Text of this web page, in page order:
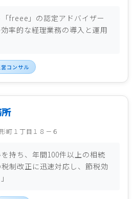
freee」の認定アドバイザー
率的な経理業務の導入と運用
コンサル
町１丁目１８－６
を持ち、年間100件以上の相続
制改正に迅速対応し、節税効